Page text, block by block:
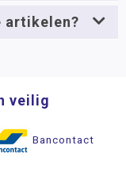
artikelen?
veilig
Bancontact